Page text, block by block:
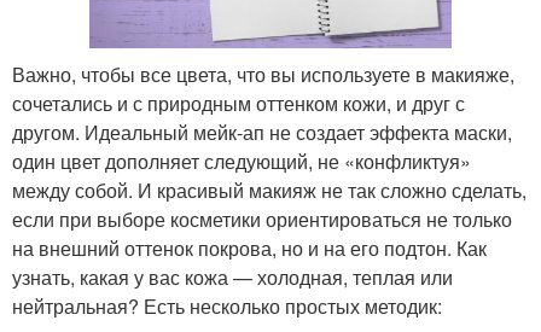
Важно, чтобы все цвета, что вы используете в макияже,
сочетались и с природным оттенком кожи, и друг с
другом. Идеальный мейк-ап не создает эффекта маски,
один цвет дополняет следующий, не «конфликтуя»
между собой. И красивый макияж не так сложно сделать,
если при выборе косметики ориентироваться не только
на внешний оттенок покрова, но и на его подтон. Как
узнать, какая у вас кожа — холодная, теплая или
нейтральная? Есть несколько простых методик: